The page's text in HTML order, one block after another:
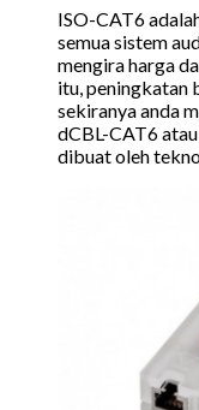
ISO-CAT6
semua sistem
mengira harga
itu, peningkatan
sekiranya anda
dCBL-CAT6
dibuat oleh